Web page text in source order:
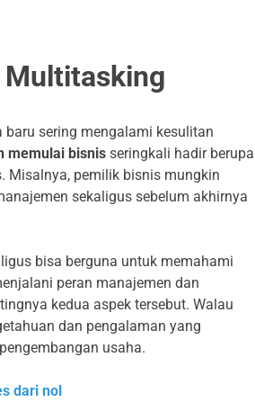
sering mengalami kesulitan
memulai bisnis seringkali hadir berupa
Misalnya, pemilik bisnis mungkin
sekaligus sebelum akhirnya
bisa berguna untuk memahami
peran manajemen dan
kedua aspek tersebut. Walau
dan pengalaman yang
usaha.
dari nol